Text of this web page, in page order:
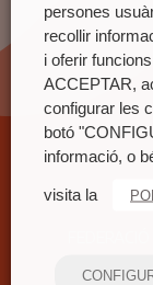
persones
recollir
i oferir
ACCEPTAR,
configurar les
botó
informació, o
visita la